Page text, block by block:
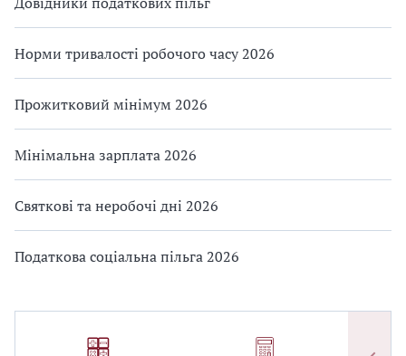
Норми тривалості робочого часу 2026
Прожитковий мінімум 2026
Мінімальна зарплата 2026
Святкові та неробочі дні 2026
Податкова соціальна пільга 2026